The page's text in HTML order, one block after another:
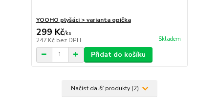
YOOHO plyšáci > varianta opička
299 Kč/ks
247 Kč bez DPH Skladem
Přidat do košíku
Načíst další produkty (2)